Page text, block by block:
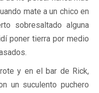
mate a un chico en
sobresaltado alguna
poner tierra por medio
y en el bar de Rick,
un suculento puchero